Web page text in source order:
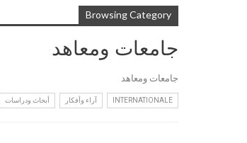
Browsing Category
جامعات ومعاهد
جامعات ومعاهد
INTERNATIONALE آراء وأفكار أبحاث ودراسات